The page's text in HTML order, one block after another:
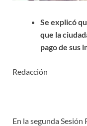
Se explicó
que la
pago de sus
Redacción
En la segunda